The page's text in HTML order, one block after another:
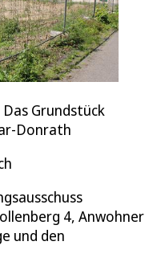
Das Grundstück
Donrath
4, Anwohner
und den